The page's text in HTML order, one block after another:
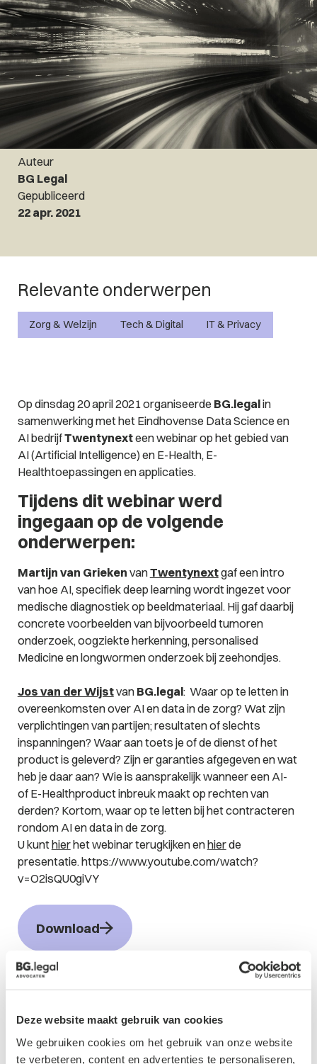
Deze website maakt gebruik van cookies
We gebruiken cookies om het gebruik van onze website
te verbeteren, content en advertenties te personaliseren,
Auteur
BG Legal
Gepubliceerd
22 apr. 2021
Relevante onderwerpen
Zorg & Welzijn Tech & Digital IT & Privacy
Op dinsdag 20 april 2021 organiseerde BG.legalin
samenwerking met het Eindhovense Data Science en
AI bedrijfTwentynexteen webinar op het gebied van
AI (Artificial Intelligence) en E-Health, E-
Healthtoepassingen en applicaties.
Tijdens dit webinar werd
ingegaan op de volgende
onderwerpen:
Martijn van Grieken vanTwentynextgaf een intro
van hoe AI, specifiek deep learning wordt ingezet voor
medische diagnostiek op beeldmateriaal. Hij gaf daarbij
concrete voorbeelden van bijvoorbeeld tumoren
onderzoek, oogziekte herkenning, personalised
Medicine en longwormen onderzoek bij zeehondjes.
Jos van der Wijstvan BG.legal: Waar op te letten in
overeenkomsten over AI en data in de zorg? Wat zijn
verplichtingen van partijen; resultaten of slechts
inspanningen? Waar aan toets je of de dienst of het
product is geleverd? Zijn er garanties afgegeven en wat
heb je daar aan? Wie is aansprakelijk wanneer een AI-
of E-Healthproduct inbreuk maakt op rechten van
derden? Kortom, waar op te letten bij het contracteren
rondom AI en data in de zorg.
U kunthierhet webinar terugkijken enhierde
presentatie. https://www.youtube.com/watch?
v=O2isQU0giVY
Download
Contactformulier